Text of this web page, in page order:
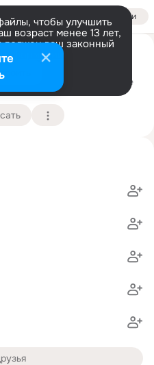
Войти
чтобы улучшить
возраст менее 13 лет,
должен ваш законный
51 школа Подробнее